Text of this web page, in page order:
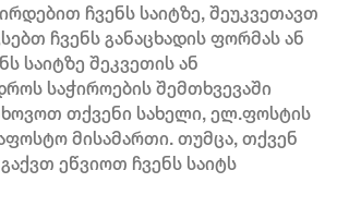
ჩვენს საიტზე, შეუკვეთავთ
ჩვენს განაცხადის ფორმას ან
საიტზე შეკვეთის ან
საჭიროების შემთხვევაში
თქვენი სახელი, ელ.ფოსტის
მისამართი. თუმცა, თქვენ
ეწვიოთ ჩვენს საიტს